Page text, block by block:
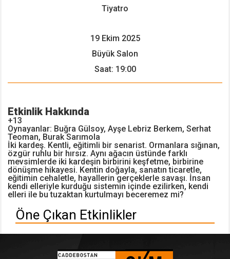
Tiyatro
19 Ekim 2025
Büyük Salon
Saat: 19:00
Etkinlik Hakkında
+13
Oynayanlar: Buğra Gülsoy, Ayşe Lebriz Berkem, Serhat
Teoman, Burak Sarımola
İki kardeş. Kentli, eğitimli bir senarist. Ormanlara sığınan,
özgür ruhlu bir hırsız. Aynı ağacın üstünde farklı
mevsimlerde iki kardeşin birbirini keşfetme, birbirine
dönüşme hikayesi. Kentin doğayla, sanatın ticaretle,
eğitimin cehaletle, hayallerin gerçeklerle savaşı. İnsan
kendi elleriyle kurduğu sistemin içinde ezilirken, kendi
elleri ile bu tuzaktan kurtulmayı beceremez mi?
Öne Çıkan Etkinlikler